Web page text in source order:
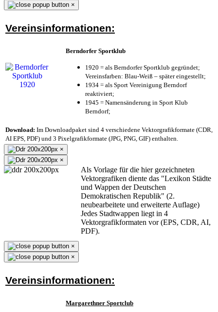
×
Vereinsinformationen:
Berndorfer Sportklub
1920 = als Berndorfer Sportklub gegründet;
Vereinsfarben: Blau-Weiß – später eingestellt;
1934 = als Sport Vereinigung Berndorf
reaktiviert;
1945 = Namensänderung in Sport Klub
Berndorf;
Download: Im Downloadpaket sind 4 verschiedene Vektorgrafikformate (CDR,
AI EPS, PDF) und 3 Pixelgrafikformate (JPG, PNG, GIF) enthalten.
×
×
Als Vorlage für die hier gezeichneten
Vektorgrafiken diente das "Lexikon Städte
und Wappen der Deutschen
Demokratischen Republik" (2.
neubearbeitete und erweiterte Auflage)
Jedes Stadtwappen liegt in 4
Vektorgrafikformaten vor (EPS, CDR, AI,
PDF).
×
×
Vereinsinformationen:
Margarethner Sportclub